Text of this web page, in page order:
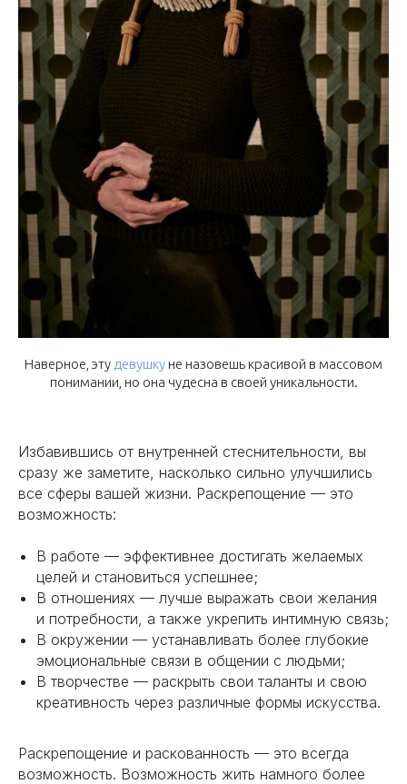
Наверное, эту девушкуне назовешь красивой в массовом
понимании, но она чудесна в своей уникальности.
Избавившись от внутренней стеснительности, вы
сразу же заметите, насколько сильно улучшились
все сферы вашей жизни. Раскрепощение — это
возможность:
В работе — эффективнее достигать желаемых
целей и становиться успешнее;
В отношениях — лучше выражать свои желания
и потребности, а также укрепить интимную связь;
В окружении — устанавливать более глубокие
эмоциональные связи в общении с людьми;
В творчестве — раскрыть свои таланты и свою
креативность через различные формы искусства.
Раскрепощение и раскованность — это всегда
возможность. Возможность жить намного более